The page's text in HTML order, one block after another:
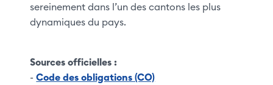
sereinement dans l’un des cantons les plus
dynamiques du pays.
Sources officielles :
-Code des obligations (CO)